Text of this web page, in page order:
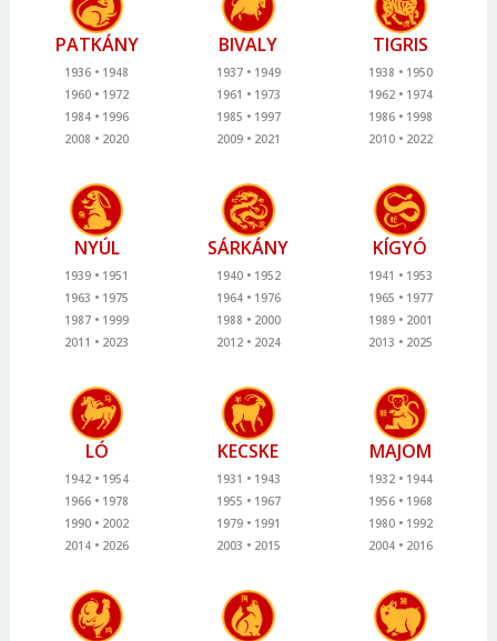
PATKÁNY
1936
1948
1960
1972
1984
1996
2008
2020
BIVALY
1937
1949
1961
1973
1985
1997
2009
2021
TIGRIS
1938
1950
1962
1974
1986
1998
2010
2022
NYÚL
1939
1951
1963
1975
1987
1999
2011
2023
SÁRKÁNY
1940
1952
1964
1976
1988
2000
2012
2024
KÍGYÓ
1941
1953
1965
1977
1989
2001
2013
2025
LÓ
1942
1954
1966
1978
1990
2002
2014
2026
KECSKE
1931
1943
1955
1967
1979
1991
2003
2015
MAJOM
1932
1944
1956
1968
1980
1992
2004
2016